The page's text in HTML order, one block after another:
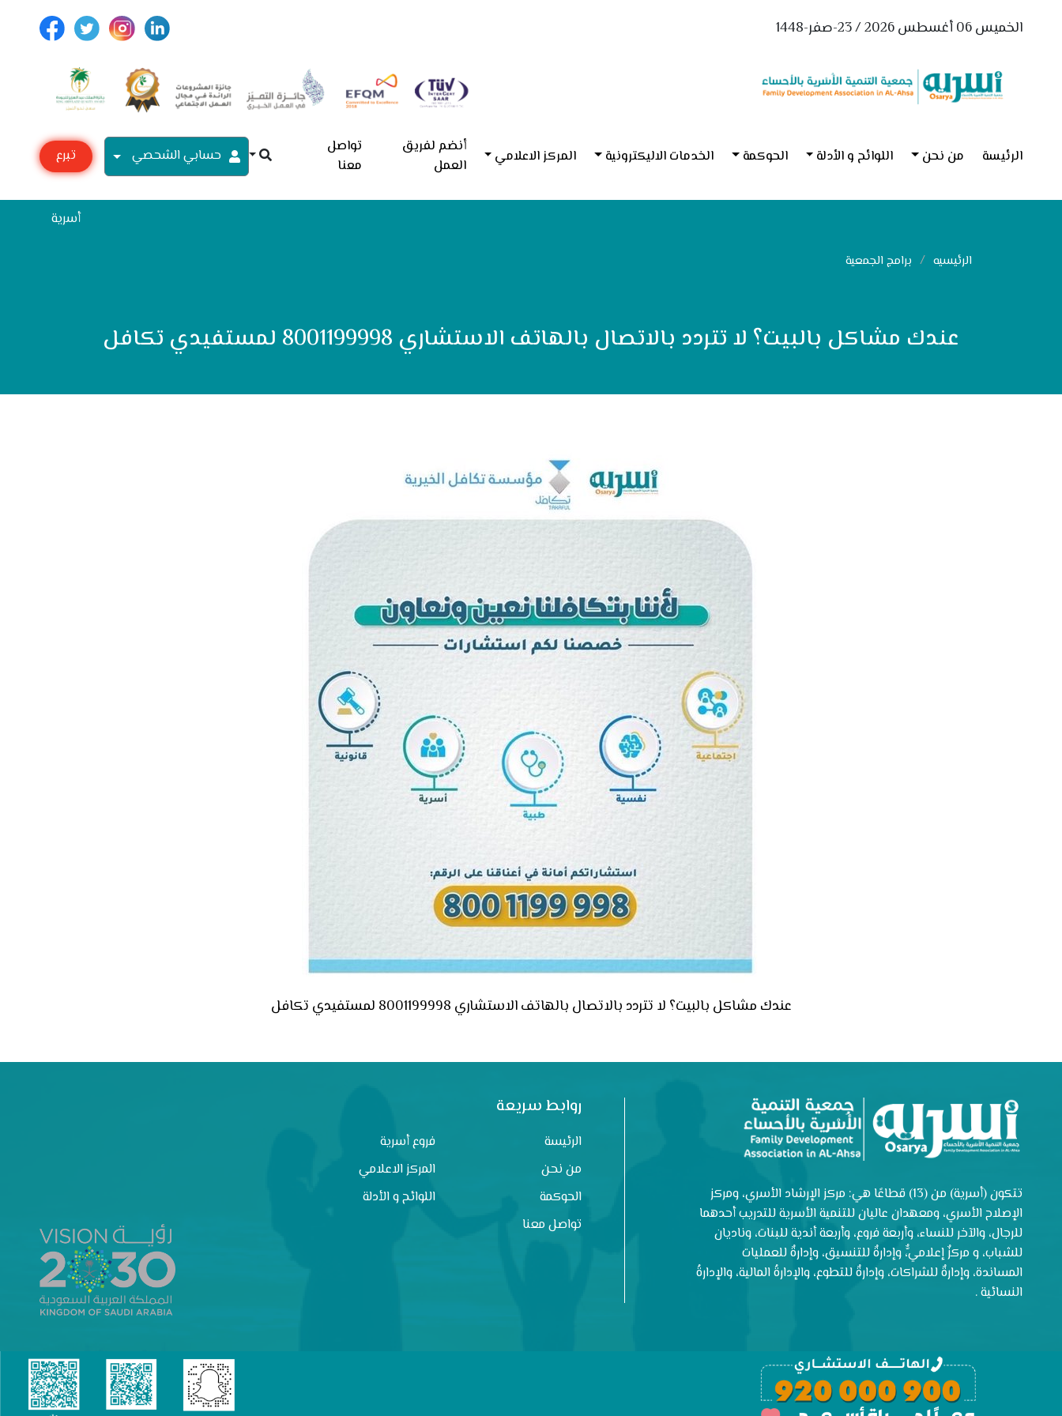
الخميس 06 أغسطس 2026 / 23-صفر-1448
الرئيسة من نحن اللوائح و الأدلة الحوكمة الخدمات الاليكترونية المركز الاعلامي
أنضم لفريق
العمل
تواصل
معنا
حسابي الشحصي
تبرع
أسرية
الرئيسيه برامج الجمعية
عندك مشاكل بالبيت؟ لا تتردد بالاتصال بالهاتف الاستشاري 8001199998 لمستفيدي تكافل
عندك مشاكل بالبيت؟ لا تتردد بالاتصال بالهاتف الاستشاري 8001199998 لمستفيدي تكافل
تتكون (أسرية) من (13) قطاعًا هي: مركز الإرشاد الأسري، ومركز
الإصلاح الأسري، ومعهدان عاليان للتنمية الأسرية للتدريب أحدهما
للرجال، والآخر للنساء، وأربعة فروع، وأربعة أندية للبنات، وناديان
للشباب، و مركزٌ إعلاميٌّ، وإدارةٌ للتنسيق، وإدارةٌ للعمليات
المساندة، وإدارةٌ للشراكات، وإدارةٌ للتطوع، والإدارةُ المالية، والإدارةُ
النسائية .
روابط سريعة
الرئيسة
فروع أسرية
من نحن
المركز الاعلامي
الحوكمة
اللوائح و الأدلة
تواصل معنا